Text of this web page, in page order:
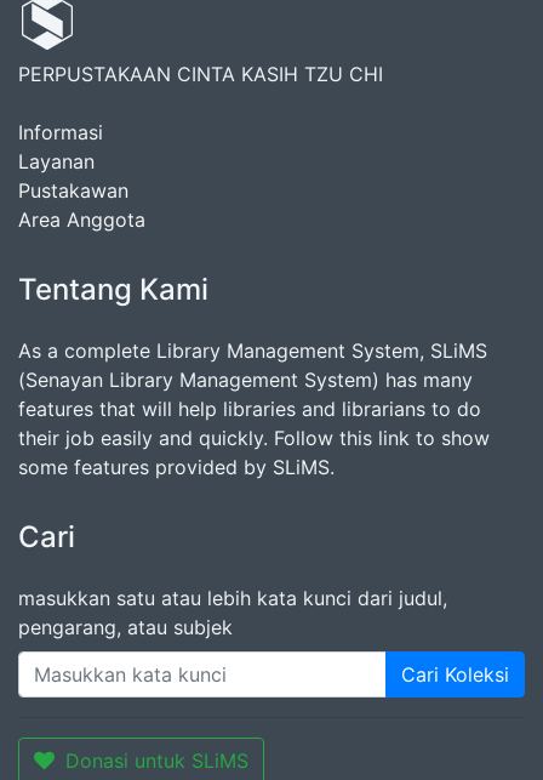
PERPUSTAKAAN CINTA KASIH TZU CHI
Informasi
Layanan
Pustakawan
Area Anggota
Tentang Kami
As a complete Library Management System, SLiMS
(Senayan Library Management System) has many
features that will help libraries and librarians to do
their job easily and quickly. Follow this link to show
some features provided by SLiMS.
Cari
masukkan satu atau lebih kata kunci dari judul,
pengarang, atau subjek
Cari Koleksi
Donasi untuk SLiMS